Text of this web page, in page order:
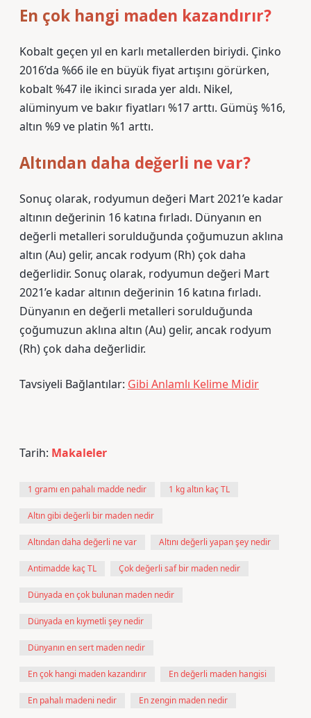
En çok hangi maden kazandırır?
Kobalt geçen yıl en karlı metallerden biriydi. Çinko
2016’da %66 ile en büyük fiyat artışını görürken,
kobalt %47 ile ikinci sırada yer aldı. Nikel,
alüminyum ve bakır fiyatları %17 arttı. Gümüş %16,
altın %9 ve platin %1 arttı.
Altından daha değerli ne var?
Sonuç olarak, rodyumun değeri Mart 2021’e kadar
altının değerinin 16 katına fırladı. Dünyanın en
değerli metalleri sorulduğunda çoğumuzun aklına
altın (Au) gelir, ancak rodyum (Rh) çok daha
değerlidir. Sonuç olarak, rodyumun değeri Mart
2021’e kadar altının değerinin 16 katına fırladı.
Dünyanın en değerli metalleri sorulduğunda
çoğumuzun aklına altın (Au) gelir, ancak rodyum
(Rh) çok daha değerlidir.
Tavsiyeli Bağlantılar: Gibi Anlamlı Kelime Midir
Tarih: Makaleler
1 gramı en pahalı madde nedir 1 kg altın kaç TL
Altın gibi değerli bir maden nedir
Altından daha değerli ne var Altını değerli yapan şey nedir
Antimadde kaç TL Çok değerli saf bir maden nedir
Dünyada en çok bulunan maden nedir
Dünyada en kıymetli şey nedir
Dünyanın en sert maden nedir
En çok hangi maden kazandırır En değerli maden hangisi
En pahalı madeni nedir En zengin maden nedir